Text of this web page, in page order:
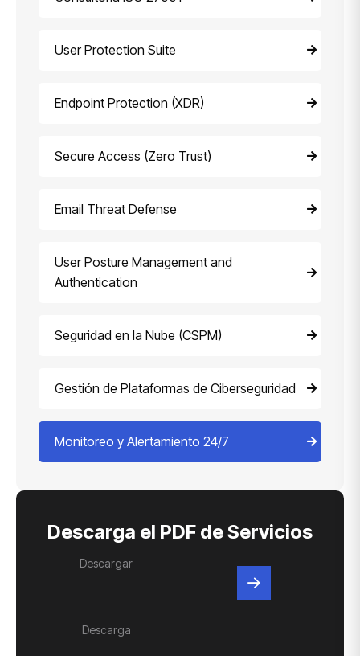
User Protection Suite
Endpoint Protection (XDR)
Secure Access (Zero Trust)
Email Threat Defense
User Posture Management and
Authentication
Seguridad en la Nube (CSPM)
Gestión de Plataformas de Ciberseguridad
Monitoreo y Alertamiento 24/7
Descarga el PDF de Servicios
Descargar
Descarga